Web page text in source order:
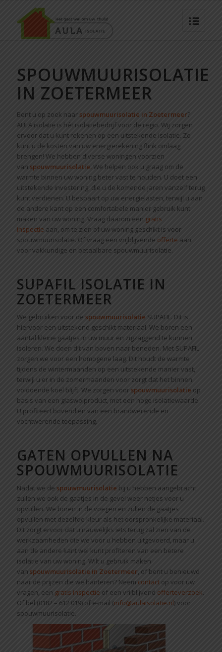
SPOUWMUURISOLATIE
IN ZOETERMEER
Bent u op zoek naar spouwmuurisolatie in Zoetermeer?
AULA isolatie is hét isolatiebedrijf voor de regio. Wij zorgen
ervoor dat u kunt rekenen op een uitstekende isolatie. Zo
kunt u de kosten van uw energierekening flink omlaag
brengen! We hebben diverse woningen voorzien
van spouwmuurisolatie. We helpen ook u graag om de
warmte binnen uw woning beter vast te houden. U doet een
uitstekende investering, die u de komende jaren vanzelf terug
kunt verdienen. U bespaart op uw energielasten, terwijl u aan
de andere kant op een comfortabele manier gebruik kunt
maken van uw woning. Vraag daarom een gratis
inspectie aan, om te zien of uw woning geschikt is voor
spouwmuurisolatie. Of vraag een vrijblijvende offerte aan
voor vakkundige en betaalbare spouwmuurisolatie.
SUPAFIL ISOLATIE IN
ZOETERMEER
We gebruiken voor de spouwmuurisolatie SUPAFIL. Dit is
hiervoor een uitstekend geschikt materiaal. We boren een
aantal kleine gaatjes in uw muur en zigzaggend te kunnen
isoleren. We doen dit van boven naar beneden. Met SUPAFIL
zorgen we voor een homogene laag. Dit houdt de warmte
tijdens de wintermaanden op een uitstekende manier vast,
terwijl u er in de zomermaanden voor zorgt dat het binnen
voldoende koel blijft. We zorgen voorspouwmuurisolatie op
basis van een glaswolproduct, met een hoge isolatiewaarde.
U profiteert bovendien van een brandwerende en
vochtwerende toepassing.
GATEN OPVULLEN NA
SPOUWMUURISOLATIE
Nadat we de spouwmuurisolatie bij u hebben aangebracht
zullen we ook de gaatjes in de gevel weer netjes voor u
opvullen. We boren in de voegen en zullen de gaatjes
opvullen met dezelfde kleur als het oorspronkelijke materiaal.
Dit zorgt ervoor dat u nauwelijks iets terug zal zien van de
werkzaamheden die we voor u hebben uitgevoerd, maar u
aan de andere kant wel kunt profiteren van een betere
isolatie van uw woning. Wilt u gebruik maken
van spouwmuurisolatie in Zoetermeer, of bent u benieuwd
naar de prijzen die we hanteren? Neem contactop voor uw
vragen, een gratis inspectie of een vrijblijvend offerteverzoek.
Of bel (0182 – 612 019) of e-mail (info@aulaisolatie.nl) voor
spouwmuurisolatie.